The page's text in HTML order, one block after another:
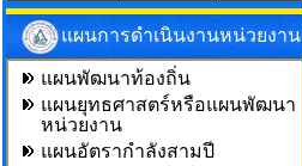
แผนการดำเนินงานหน่วยงาน
แผนพัฒนาท้องถิ่น
แผนยุทธศาสตร์หรือแผนพัฒนา
หน่วยงาน
แผนอัตรากำลังสามปี